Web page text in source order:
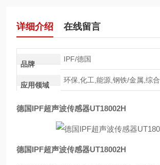
详细介绍 在线留言
品牌
IPF/德国
应用领域
环保,化工,能源,钢铁/金属,综合
德国IPF超声波传感器UT18002H
德国IPF超声波传感器UT18002H